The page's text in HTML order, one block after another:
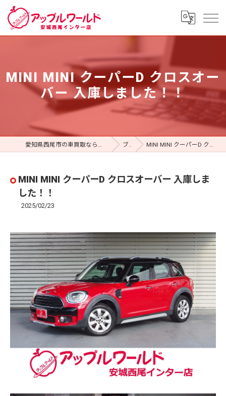
MINI MINI クーパーD クロスオー
バー 入庫しました！！
愛知県西尾市の車買取ならアップルワールド 安城西尾インター店 ブログ MINI MINI クーパーD クロスオーバー 入庫しました！！
MINI MINI クーパーD クロスオーバー 入庫しま
した！！
2025/02/23